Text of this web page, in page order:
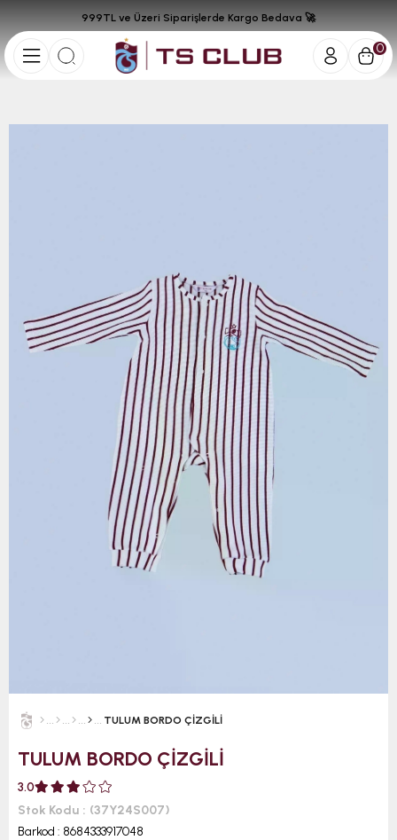
0
999TL ve Üzeri Siparişlerde Kargo Bedava 🚀
TULUM BORDO ÇİZGİLİ
TULUM BORDO ÇİZGİLİ
3.0
Stok Kodu
(37Y24S007)
Barkod : 8684333917048